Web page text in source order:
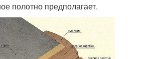
полотно предполагает.